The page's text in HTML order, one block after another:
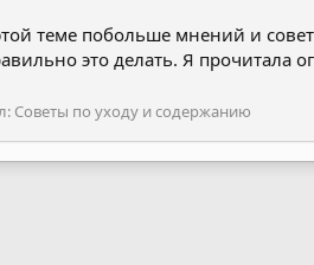
теме побольше мнений и
это делать. Я прочитала
Советы по уходу и содержанию